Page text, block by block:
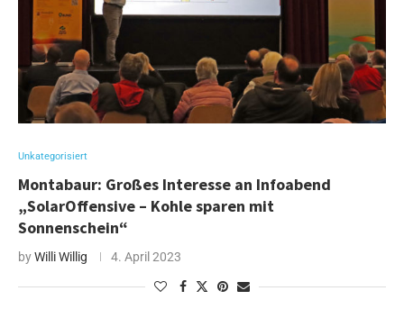
Unkategorisiert
Montabaur: Großes Interesse an Infoabend
„SolarOffensive – Kohle sparen mit
Sonnenschein“
byWilli Willig 4. April 2023